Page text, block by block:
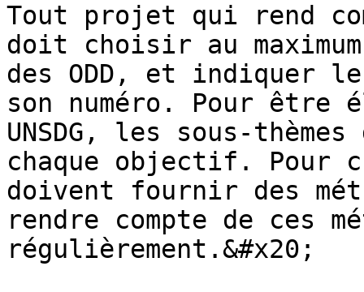
Tout projet qui rend
doit choisir au
des ODD, et indiquer
son numéro. Pour
UNSDG, les sous-
chaque objectif. Pour
doivent fournir des
rendre compte de ces
régulièrement.&#x20;